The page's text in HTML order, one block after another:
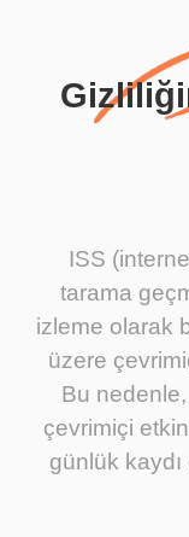
ISS
tarama
izleme olarak
üzere
Bu
çevrimiçi
günlük kaydı